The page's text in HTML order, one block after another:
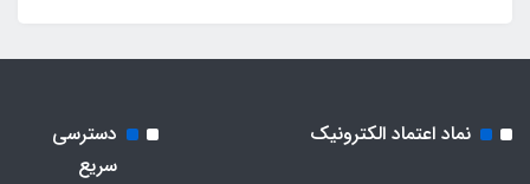
نماد اعتماد الکترونیک
دسترسی
سریع